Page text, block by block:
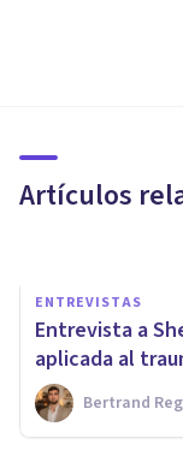
Artículos
ENTREVISTAS
Entrevista a
aplicada al
Bertrand
ENTREVISTAS